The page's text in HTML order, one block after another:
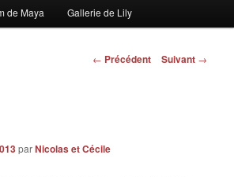
de Maya Gallerie de Lily
Navigation
← Précédent Suivant →
parNicolas et Cécile